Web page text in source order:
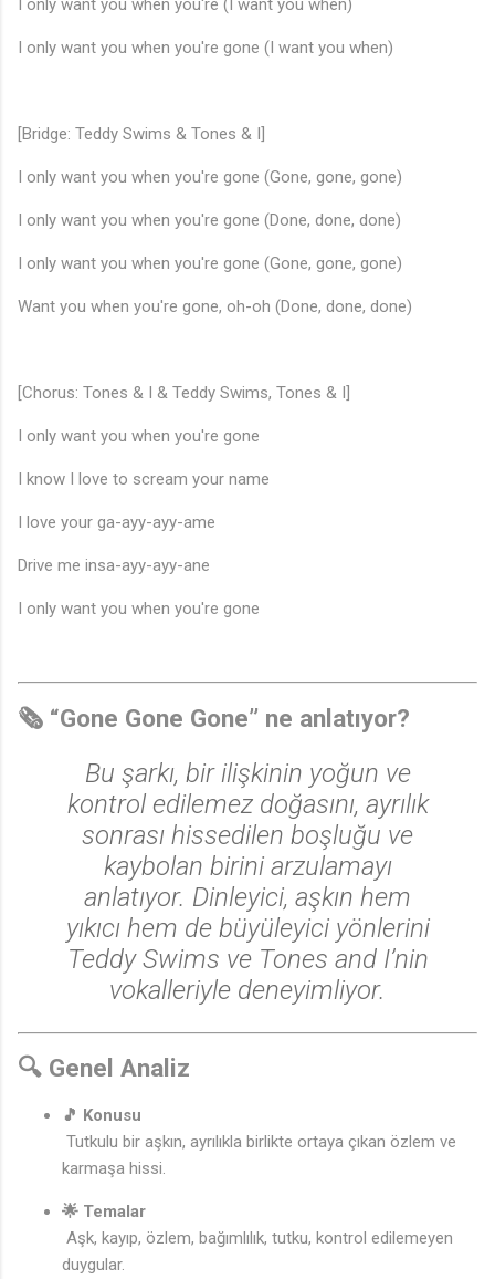
I only want you when you're (I want you when)
I only want you when you're gone (I want you when)
[Bridge: Teddy Swims & Tones & I]
I only want you when you're gone (Gone, gone, gone)
I only want you when you're gone (Done, done, done)
I only want you when you're gone (Gone, gone, gone)
Want you when you're gone, oh-oh (Done, done, done)
[Chorus: Tones & I & Teddy Swims, Tones & I]
I only want you when you're gone
I know I love to scream your name
I love your ga-ayy-ayy-ame
Drive me insa-ayy-ayy-ane
I only want you when you're gone
🗞️ “Gone Gone Gone” ne anlatıyor?
Bu şarkı, bir ilişkinin yoğun ve
kontrol edilemez doğasını, ayrılık
sonrası hissedilen boşluğu ve
kaybolan birini arzulamayı
anlatıyor. Dinleyici, aşkın hem
yıkıcı hem de büyüleyici yönlerini
Teddy Swims ve Tones and I’nin
vokalleriyle deneyimliyor.
🔍 Genel Analiz
🎵 Konusu
Tutkulu bir aşkın, ayrılıkla birlikte ortaya çıkan özlem ve
karmaşa hissi.
🌟 Temalar
Aşk, kayıp, özlem, bağımlılık, tutku, kontrol edilemeyen
duygular.